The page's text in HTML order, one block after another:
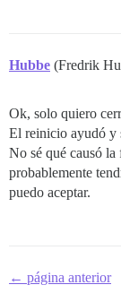
CmaTotal:
CmaFree:
DirectMap4k:
Hubbe (Fredrik
Ok, solo quiero
El reinicio ayudó y
No sé qué causó la
probablemente
puedo aceptar.
← página anterior